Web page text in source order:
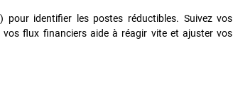
identifier les postes réductibles. Suivez vos
flux financiers aide à réagir vite et ajuster vos